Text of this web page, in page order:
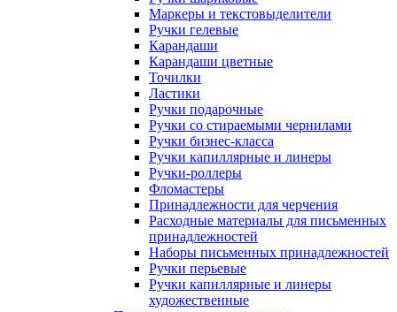
Маркеры и текстовыделители
Ручки гелевые
Карандаши
Карандаши цветные
Точилки
Ластики
Ручки подарочные
Ручки со стираемыми чернилами
Ручки бизнес-класса
Ручки капиллярные и линеры
Ручки-роллеры
Фломастеры
Принадлежности для черчения
Расходные материалы для письменных
принадлежностей
Наборы письменных принадлежностей
Ручки перьевые
Ручки капиллярные и линеры
художественные